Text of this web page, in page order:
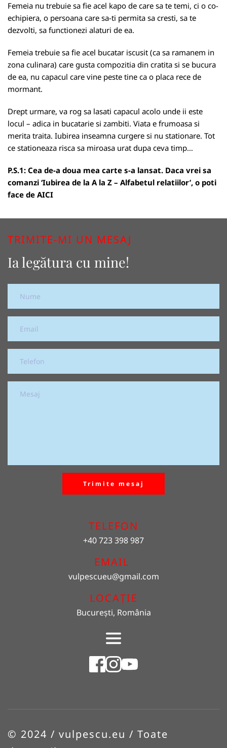
Femeia nu trebuie sa fie acel kapo de care sa te temi, ci o co-
echipiera, o persoana care sa-ti permita sa cresti, sa te
dezvolti, sa functionezi alaturi de ea.
Femeia trebuie sa fie acel bucatar iscusit (ca sa ramanem in
zona culinara) care gusta compozitia din cratita si se bucura
de ea, nu capacul care vine peste tine ca o placa rece de
mormant.
Drept urmare, va rog sa lasati capacul acolo unde ii este
locul – adica in bucatarie si zambiti. Viata e frumoasa si
merita traita. Iubirea inseamna curgere si nu stationare. Tot
ce stationeaza risca sa miroasa urat dupa ceva timp…
P.S.1: Cea de-a doua mea carte s-a lansat. Daca vrei sa
comanzi ‘Iubirea de la A la Z – Alfabetul relatiilor’, o poti
face de AICI
TRIMITE-MI UN MESAJ
Ia legătura cu mine!
Trimite mesaj
TELEFON
+40 723 398 987
EMAIL
vulpescueu@gmail.com
LOCAȚIE
București, România
© 2024 / vulpescu.eu / Toate